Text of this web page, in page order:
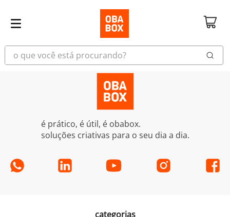
o que você está procurando?
é prático, é útil, é obabox.
soluções criativas para o seu dia a dia.
categorias